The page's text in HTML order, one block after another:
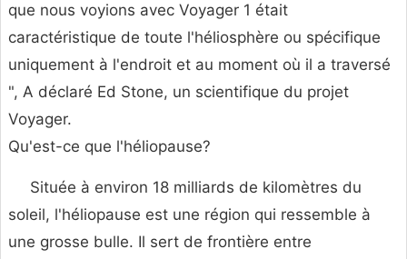
que nous voyions avec Voyager 1 était
caractéristique de toute l'héliosphère ou spécifique
uniquement à l'endroit et au moment où il a traversé
", A déclaré Ed Stone, un scientifique du projet
Voyager.
Qu'est-ce que l'héliopause?
Située à environ 18 milliards de kilomètres du
soleil, l'héliopause est une région qui ressemble à
une grosse bulle. Il sert de frontière entre